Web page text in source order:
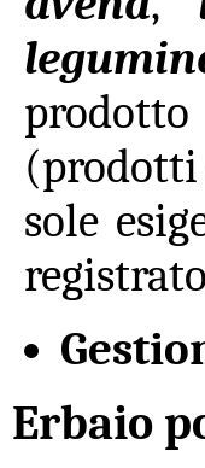
(prodotti
sole
Erbaio